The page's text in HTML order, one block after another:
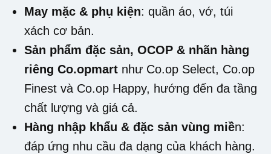
May mặc & phụ kiện: quần áo, vớ, túi
xách cơ bản.
Sản phẩm đặc sản, OCOP & nhãn hàng
riêng Co.opmart như Co.op Select, Co.op
Finest và Co.op Happy, hướng đến đa tầng
chất lượng và giá cả.
Hàng nhập khẩu & đặc sản vùng miền:
đáp ứng nhu cầu đa dạng của khách hàng.